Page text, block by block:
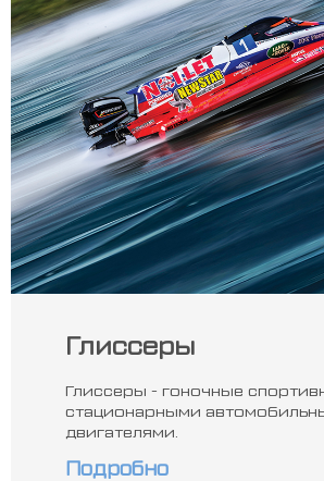
Глиссеры
Глиссеры - гоночные
стационарными
двигателями.
Подробно